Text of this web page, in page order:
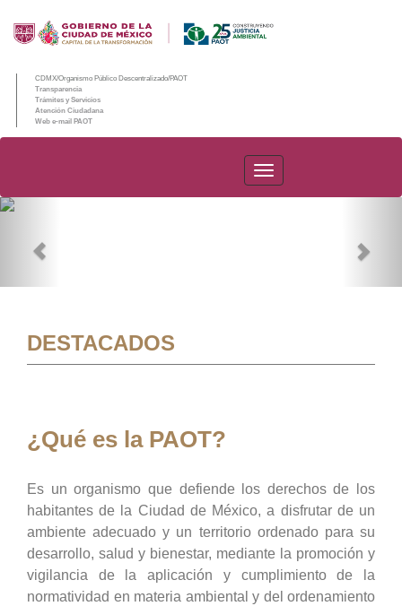
CDMX/Organismo Público Descentralizado/PAOT
Transparencia
Trámites y Servicios
Atención Ciudadana
Web e-mail PAOT
PAOT
DESTACADOS
¿Qué es la PAOT?
Es un organismo que defiende los derechos de los
habitantes de la Ciudad de México, a disfrutar de un
ambiente adecuado y un territorio ordenado para su
desarrollo, salud y bienestar, mediante la promoción y
vigilancia de la aplicación y cumplimiento de la
normatividad en materia ambiental y del ordenamiento